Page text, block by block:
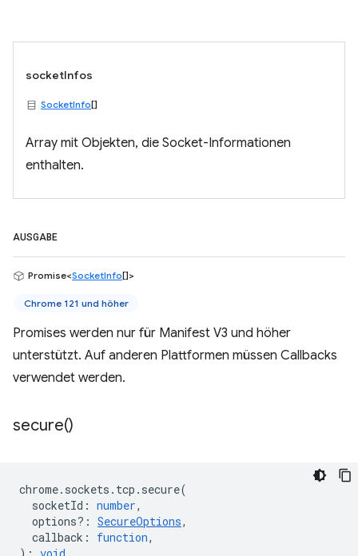
socketInfos
SocketInfo[]
Array mit Objekten, die Socket-Informationen
enthalten.
AUSGABE
Promise<SocketInfo[]>
Chrome 121 und höher
Promises werden nur für Manifest V3 und höher
unterstützt. Auf anderen Plattformen müssen Callbacks
verwendet werden.
secure()
chrome. sockets . tcp . secure(
socketId : number,
options? : SecureOptions,
callback : function,